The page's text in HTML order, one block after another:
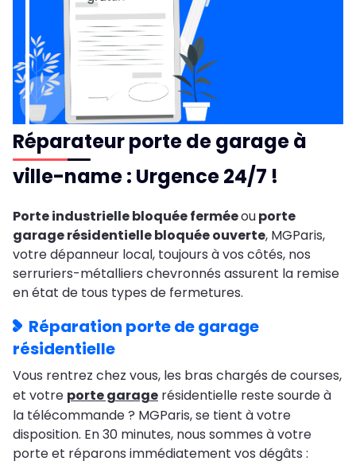
Réparateur porte de garage à
ville-name : Urgence 24/7 !
Porte industrielle bloquée ferméeouporte
garage résidentielle bloquée ouverte, MGParis,
votre dépanneur local, toujours à vos côtés, nos
serruriers-métalliers chevronnés assurent la remise
en état de tous types de fermetures.
Réparation porte de garage
résidentielle
Vous rentrez chez vous, les bras chargés de courses,
et votre porte garage résidentielle reste sourde à
la télécommande ? MGParis, se tient à votre
disposition. En 30 minutes, nous sommes à votre
porte et réparons immédiatement vos dégâts :